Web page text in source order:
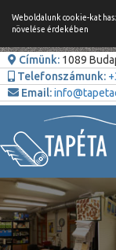
Weboldalunk cookie-kat
növelése érdekében
Címünk: 1089
Telefonszámunk:
Email: